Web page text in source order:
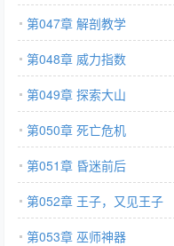
第047章 解剖教学
第048章 威力指数
第049章 探索大山
第050章 死亡危机
第051章 昏迷前后
第052章 王子，又见王子
第053章 巫师神器